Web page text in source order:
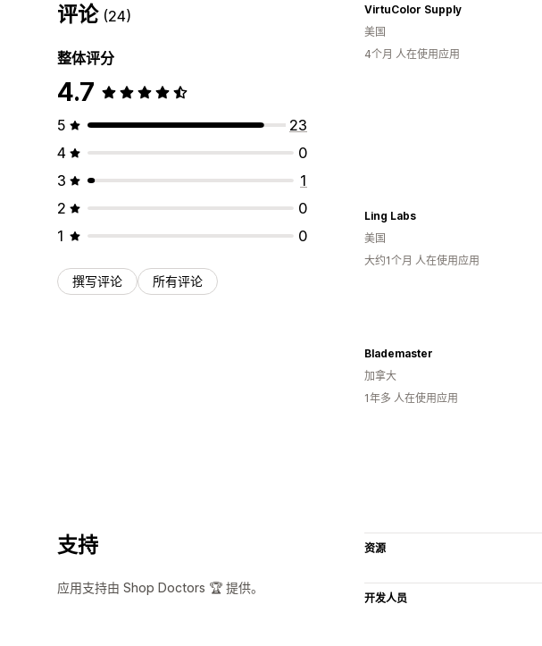
评论 (24)
整体评分
4.7
5
23
4
0
3
1
2
0
1
0
撰写评论 所有评论
VirtuColor Supply
美国
4个月 人在使用应用
Ling Labs
美国
大约1个月 人在使用应用
Blademaster
加拿大
1年多 人在使用应用
支持
应用支持由 Shop Doctors 🏆 提供。
资源
开发人员